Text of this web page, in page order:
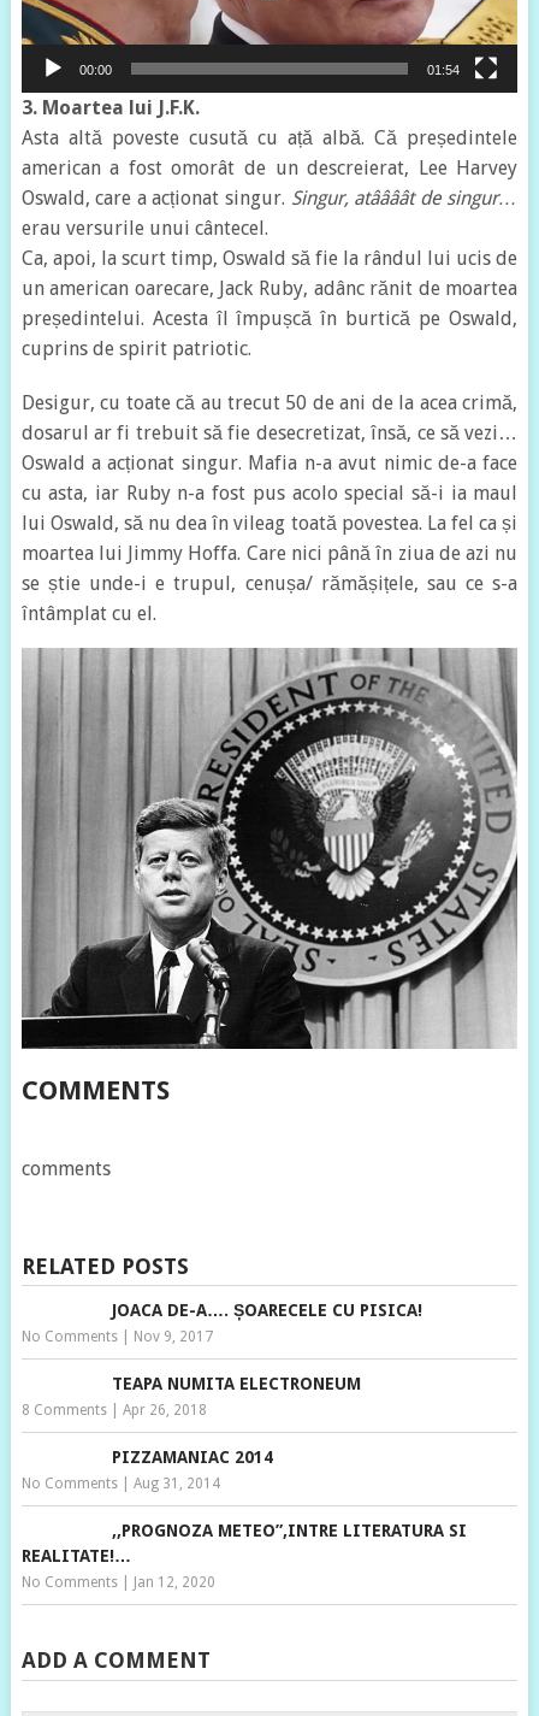
00:00 01:54
3. Moartea lui J.F.K.
Asta altă poveste cusută cu ață albă. Că președintele
american a fost omorât de un descreierat, Lee Harvey
Oswald, care a acționat singur. Singur, atâââât de singur…
erau versurile unui cântecel.
Ca, apoi, la scurt timp, Oswald să fie la rândul lui ucis de
un american oarecare, Jack Ruby, adânc rănit de moartea
președintelui. Acesta îl împușcă în burtică pe Oswald,
cuprins de spirit patriotic.
Desigur, cu toate că au trecut 50 de ani de la acea crimă,
dosarul ar fi trebuit să fie desecretizat, însă, ce să vezi…
Oswald a acționat singur. Mafia n-a avut nimic de-a face
cu asta, iar Ruby n-a fost pus acolo special să-i ia maul
lui Oswald, să nu dea în vileag toată povestea. La fel ca și
moartea lui Jimmy Hoffa. Care nici până în ziua de azi nu
se știe unde-i e trupul, cenușa/ rămășițele, sau ce s-a
întâmplat cu el.
COMMENTS
comments
RELATED POSTS
JOACA DE-A…. ȘOARECELE CU PISICA!
No Comments| Nov 9, 2017
TEAPA NUMITA ELECTRONEUM
8 Comments| Apr 26, 2018
PIZZAMANIAC 2014
No Comments| Aug 31, 2014
,,PROGNOZA METEO”,INTRE LITERATURA SI
REALITATE!…
No Comments| Jan 12, 2020
ADD A COMMENT